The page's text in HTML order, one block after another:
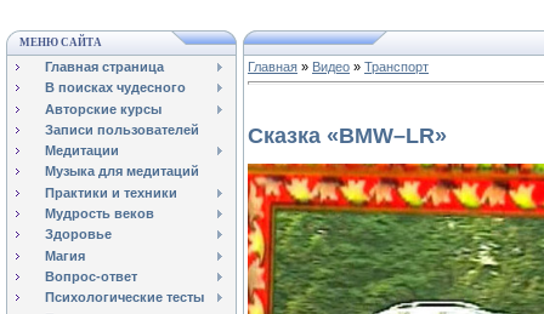
МЕНЮ САЙТА
Главная страница
В поисках чудесного
Авторские курсы
Записи пользователей
Медитации
Музыка для медитаций
Практики и техники
Мудрость веков
Здоровье
Магия
Вопрос-ответ
Психологические тесты
Главная » Видео » Транспорт
Сказка «BMW–LR»